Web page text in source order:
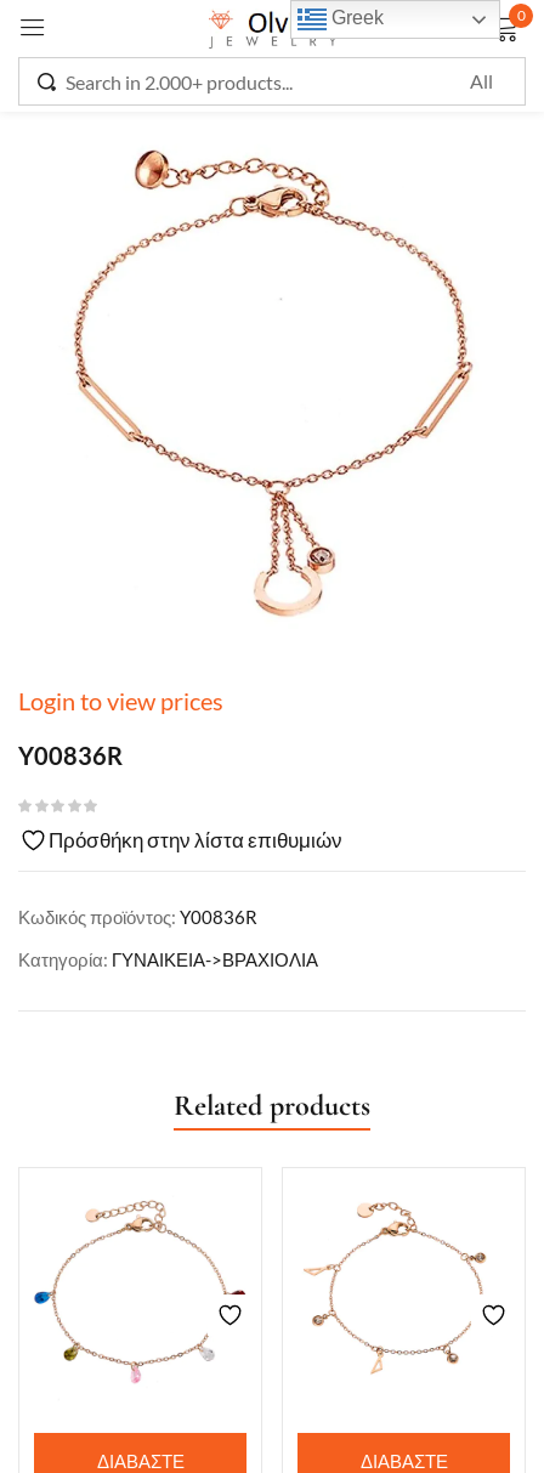
0
Login to view prices
Y00836R
Πρόσθήκη στην λίστα επιθυμιών
Κωδικός προϊόντος: Y00836R
Κατηγορία: ΓΥΝΑΙΚΕΙΑ->ΒΡΑΧΙΟΛΙΑ
Related products
ΔΙΑΒΆΣΤΕ ΔΙΑΒΆΣΤΕ
Greek
Sign in
Remember me Lost password?